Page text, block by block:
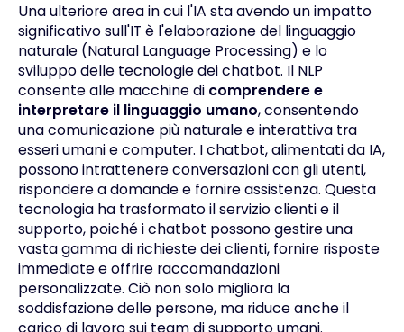
Una ulteriore area in cui l'IA sta avendo un impatto
significativo sull'IT è l'elaborazione del linguaggio
naturale (Natural Language Processing) e lo
sviluppo delle tecnologie dei chatbot. Il NLP
consente alle macchine di comprendere e
interpretare il linguaggio umano, consentendo
una comunicazione più naturale e interattiva tra
esseri umani e computer. I chatbot, alimentati da IA,
possono intrattenere conversazioni con gli utenti,
rispondere a domande e fornire assistenza. Questa
tecnologia ha trasformato il servizio clienti e il
supporto, poiché i chatbot possono gestire una
vasta gamma di richieste dei clienti, fornire risposte
immediate e offrire raccomandazioni
personalizzate. Ciò non solo migliora la
soddisfazione delle persone, ma riduce anche il